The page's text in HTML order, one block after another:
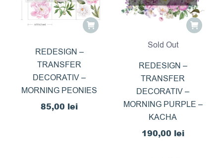
REDESIGN –
TRANSFER
DECORATIV –
MORNING PEONIES
85,00 lei
Sold Out
REDESIGN –
TRANSFER
DECORATIV –
MORNING PURPLE –
KACHA
190,00 lei